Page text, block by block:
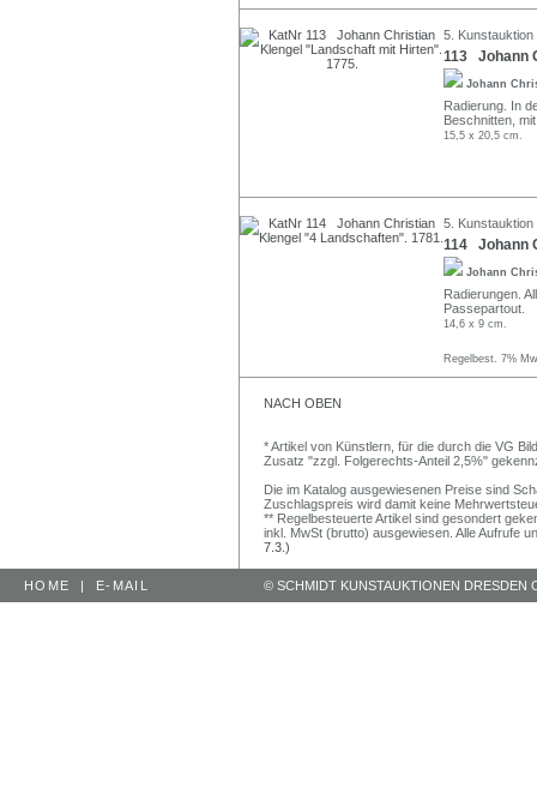
5.
113 Johann
Johann
Radierung. In
Beschnitten,
15,5 x 20,5 cm.
5.
114 Johann
Johann
Radierungen.
Passepartout.
14,6 x 9 cm.
Regelbest. 7%
NACH OBEN
* Artikel von Künstlern, für die durch die VG
Zusatz "zzgl. Folgerechts-Anteil 2,5%"
Die im Katalog ausgewiesenen Preise sind
Zuschlagspreis wird damit keine
** Regelbesteuerte Artikel sind gesondert
inkl. MwSt (brutto) ausgewiesen. Alle Aufrufe
7.3.)
HOME | E-MAIL © SCHMIDT KUNSTAUKTIONEN DRESDEN